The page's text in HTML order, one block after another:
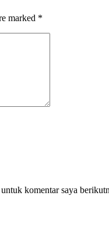
marked *
komentar saya